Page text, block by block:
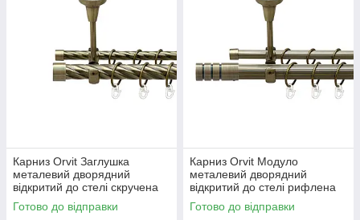
Карниз Orvit Заглушка
металевий дворядний
відкритий до стелі скручена
труба кільце металеве Антик
25\16 мм 160 см (00-
Готово до відправки
Карниз Orvit Модуло
металевий дворядний
відкритий до стелі рифлена
труба кільце металеве Антик
25\16 мм 160 см (00-
Готово до відправки